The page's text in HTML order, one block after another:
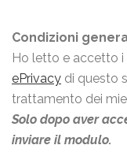
Condizioni
Ho letto e accetto i
ePrivacy di questo
trattamento dei
Solo dopo aver
inviare il modulo.